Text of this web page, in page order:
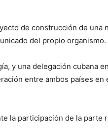
de construcción de una
del propio organismo.
y una delegación cubana
entre ambos países
la participación de la parte